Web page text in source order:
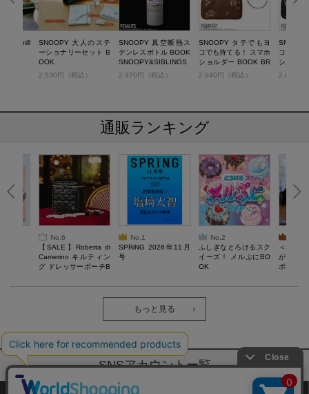
mill
SNOOPY 大人のステ
ーショナリーセット B
OOK
2,530円（税込）
SNOOPY 真空断熱ス
テンレスボトル BOOK
SNOOPY&SIBLINGS
2,970円（税込）
SNOOPY タテでもヨ
コでも持てる！ スマホ
ショルダー BOOK BR
OWN
2,640円（税込）
コでも持
ショル
ACK
2,640円
通販ランキング
No.6
【SALE】Roberta di
Camerino キルティン
グ ドレッサーポーチB
No.1
SPRiNG 2026年11月
号
No.2
ふしぎなとろけるスク
イーズ！ メルぷにBO
OK
＜SALE
がある
ポーチ
もっと見る
SNSアカウントー覧